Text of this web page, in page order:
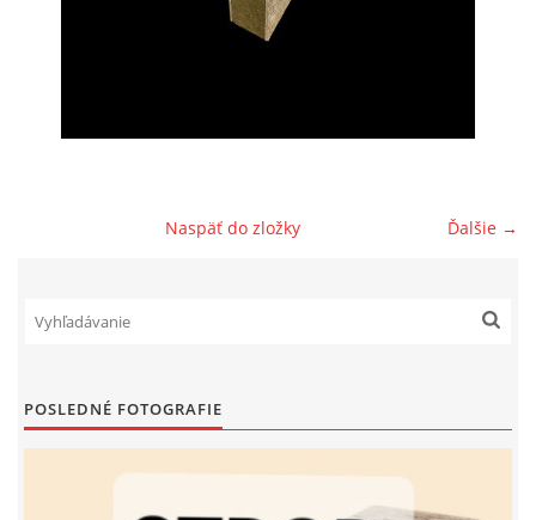
Ďalšie →
Naspäť do zložky
POSLEDNÉ FOTOGRAFIE